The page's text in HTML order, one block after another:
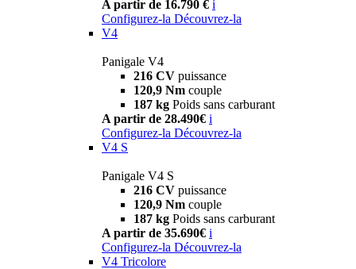
A partir de 16.790 € i
Configurez-la Découvrez-la
V4
Panigale V4
216 CV puissance
120,9 Nm couple
187 kg Poids sans carburant
A partir de 28.490€ i
Configurez-la Découvrez-la
V4 S
Panigale V4 S
216 CV puissance
120,9 Nm couple
187 kg Poids sans carburant
A partir de 35.690€ i
Configurez-la Découvrez-la
V4 Tricolore